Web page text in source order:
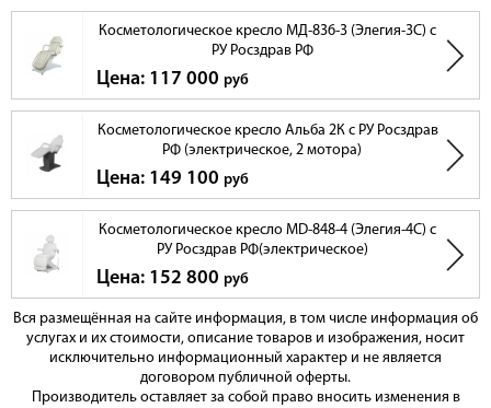
Косметологическое кресло МД-836-3 (Элегия-3С) с
РУ Росздрав РФ
Цена: 117 000 руб
Косметологическое кресло Альба 2К с РУ Росздрав
РФ (электрическое, 2 мотора)
Цена: 149 100 руб
Косметологическое кресло MD-848-4 (Элегия-4С) с
РУ Росздрав РФ(электрическое)
Цена: 152 800 руб
Вся размещённая на сайте информация, в том числе информация об
услугах и их стоимости, описание товаров и изображения, носит
исключительно информационный характер и не является
договором публичной оферты.
Производитель оставляет за собой право вносить изменения в